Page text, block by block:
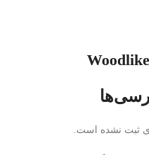
ثبت نشده است.